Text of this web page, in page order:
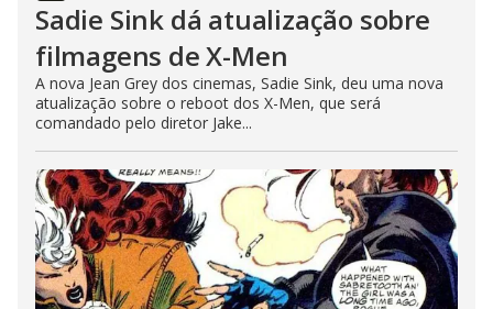
Sadie Sink dá atualização sobre
filmagens de X-Men
A nova Jean Grey dos cinemas, Sadie Sink, deu uma nova
atualização sobre o reboot dos X-Men, que será
comandado pelo diretor Jake...